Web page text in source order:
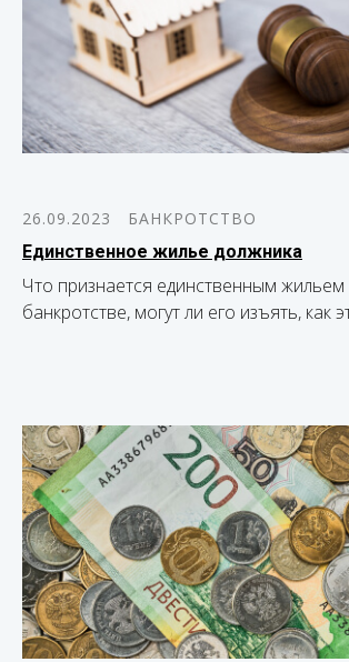
26.09.2023
БАНКРОТСТВО
Единственное жилье должника
Что признается единственным жильем
банкротстве, могут ли его изъять, как